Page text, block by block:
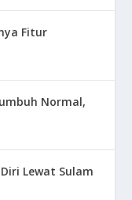
Fitur
Normal,
Lewat Sulam